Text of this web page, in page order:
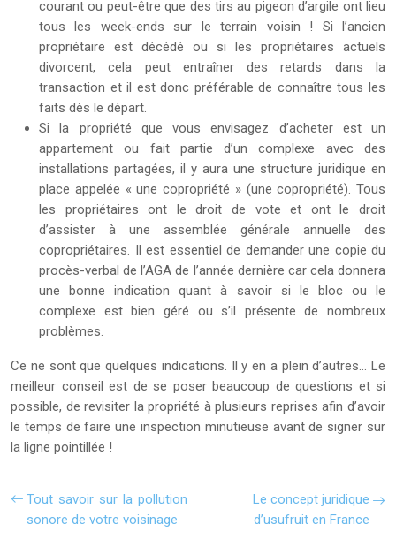
courant ou peut-être que des tirs au pigeon d’argile ont lieu
tous les week-ends sur le terrain voisin ! Si l’ancien
propriétaire est décédé ou si les propriétaires actuels
divorcent, cela peut entraîner des retards dans la
transaction et il est donc préférable de connaître tous les
faits dès le départ.
Si la propriété que vous envisagez d’acheter est un
appartement ou fait partie d’un complexe avec des
installations partagées, il y aura une structure juridique en
place appelée « une copropriété » (une copropriété). Tous
les propriétaires ont le droit de vote et ont le droit
d’assister à une assemblée générale annuelle des
copropriétaires. Il est essentiel de demander une copie du
procès-verbal de l’AGA de l’année dernière car cela donnera
une bonne indication quant à savoir si le bloc ou le
complexe est bien géré ou s’il présente de nombreux
problèmes.
Ce ne sont que quelques indications. Il y en a plein d’autres… Le
meilleur conseil est de se poser beaucoup de questions et si
possible, de revisiter la propriété à plusieurs reprises afin d’avoir
le temps de faire une inspection minutieuse avant de signer sur
la ligne pointillée !
Tout savoir sur la pollution
sonore de votre voisinage
Le concept juridique
d’usufruit en France